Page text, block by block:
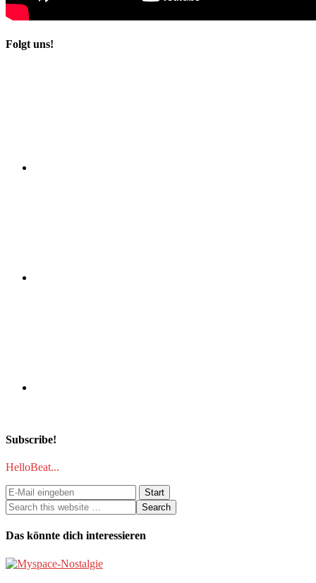
Folgt uns!
Subscribe!
HelloBeat...
Das könnte dich interessieren